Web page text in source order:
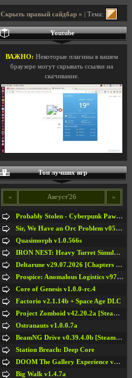
Скрыть правый сайдбар » | Тема:
Youtube
ВАЖНО: Некоторые плагины в вашем
браузере могут скрывать ссылки на
скачивание.
Топ лучших игр
« Август'26 »
Probably Stolen - Cyberpunk Pawnshop Simulator v048c [Playtest]
Sir, We Have an Orc Problem v05.08.2026
Quasimorph v1.0.566s
IRON NEST: Heavy Turret Simulator v1.0a
Deltarune v29.07.2026 [Chapters 1-5] / + RUS [Chapters 1-5]
Prospice: Anomalous Logistics v97 [Playtest]
Core of Genesis v1.0.0-rc.4
Factorio v2.1.14b + Space Age DLC
Project Zomboid v42.20.2a [Steam Early Access]
Ostranauts v1.0.0.7a
BeamNG Drive v0.39.4.0b [Steam Early Access]
Station Breach: Deep Core
DOOM The Gallery Experience v1.4.2
Big Walk v1.4.7a